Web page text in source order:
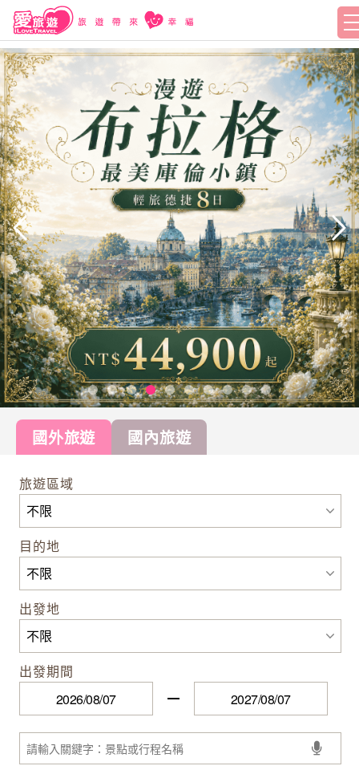
國外旅遊 國內旅遊
旅遊區域
目的地
出發地
出發期間